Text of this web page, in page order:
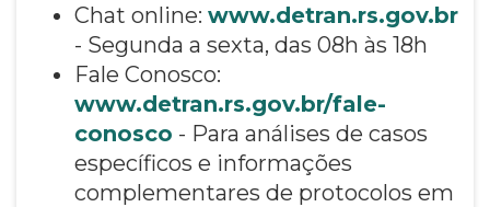
Chat online: www.detran.rs.gov.br
- Segunda a sexta, das 08h às 18h
Fale Conosco:
www.detran.rs.gov.br/fale-
conosco - Para análises de casos
específicos e informações
complementares de protocolos em